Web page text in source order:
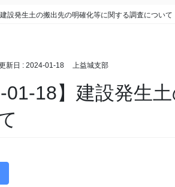
設発生土の搬出先の明確化等に関する調査について
新日 : 2024-01-18 上益城支部
01-18】建設発生